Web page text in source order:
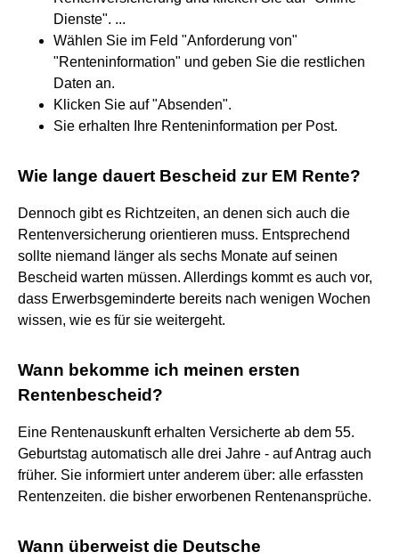
Dienste". ...
Wählen Sie im Feld "Anforderung von"
"Renteninformation" und geben Sie die restlichen
Daten an.
Klicken Sie auf "Absenden".
Sie erhalten Ihre Renteninformation per Post.
Wie lange dauert Bescheid zur EM Rente?
Dennoch gibt es Richtzeiten, an denen sich auch die
Rentenversicherung orientieren muss. Entsprechend
sollte niemand länger als sechs Monate auf seinen
Bescheid warten müssen. Allerdings kommt es auch vor,
dass Erwerbsgeminderte bereits nach wenigen Wochen
wissen, wie es für sie weitergeht.
Wann bekomme ich meinen ersten
Rentenbescheid?
Eine Rentenauskunft erhalten Versicherte ab dem 55.
Geburtstag automatisch alle drei Jahre - auf Antrag auch
früher. Sie informiert unter anderem über: alle erfassten
Rentenzeiten. die bisher erworbenen Rentenansprüche.
Wann überweist die Deutsche